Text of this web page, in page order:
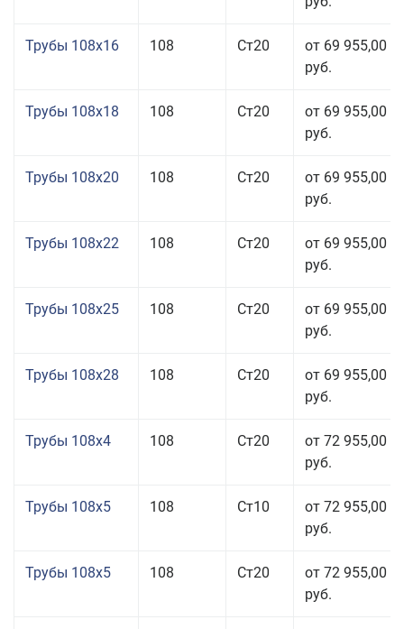
Трубы 108x16 108 Ст20
от 69 955,00
руб.
Трубы 108x18 108 Ст20
от 69 955,00
руб.
Трубы 108x20 108 Ст20
от 69 955,00
руб.
Трубы 108x22 108 Ст20
от 69 955,00
руб.
Трубы 108x25 108 Ст20
от 69 955,00
руб.
Трубы 108x28 108 Ст20
от 69 955,00
руб.
Трубы 108x4 108 Ст20
от 72 955,00
руб.
Трубы 108x5 108 Ст10
от 72 955,00
руб.
Трубы 108x5 108 Ст20
от 72 955,00
руб.